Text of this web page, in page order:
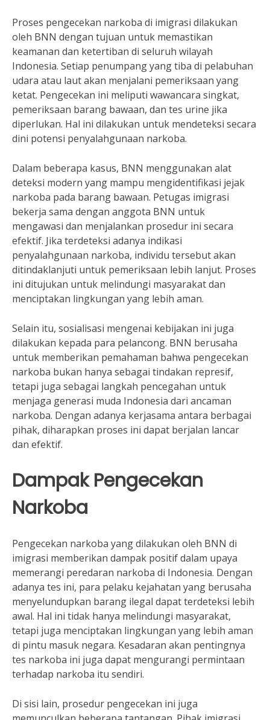
Proses pengecekan narkoba di imigrasi dilakukan
oleh BNN dengan tujuan untuk memastikan
keamanan dan ketertiban di seluruh wilayah
Indonesia. Setiap penumpang yang tiba di pelabuhan
udara atau laut akan menjalani pemeriksaan yang
ketat. Pengecekan ini meliputi wawancara singkat,
pemeriksaan barang bawaan, dan tes urine jika
diperlukan. Hal ini dilakukan untuk mendeteksi secara
dini potensi penyalahgunaan narkoba.
Dalam beberapa kasus, BNN menggunakan alat
deteksi modern yang mampu mengidentifikasi jejak
narkoba pada barang bawaan. Petugas imigrasi
bekerja sama dengan anggota BNN untuk
mengawasi dan menjalankan prosedur ini secara
efektif. Jika terdeteksi adanya indikasi
penyalahgunaan narkoba, individu tersebut akan
ditindaklanjuti untuk pemeriksaan lebih lanjut. Proses
ini ditujukan untuk melindungi masyarakat dan
menciptakan lingkungan yang lebih aman.
Selain itu, sosialisasi mengenai kebijakan ini juga
dilakukan kepada para pelancong. BNN berusaha
untuk memberikan pemahaman bahwa pengecekan
narkoba bukan hanya sebagai tindakan represif,
tetapi juga sebagai langkah pencegahan untuk
menjaga generasi muda Indonesia dari ancaman
narkoba. Dengan adanya kerjasama antara berbagai
pihak, diharapkan proses ini dapat berjalan lancar
dan efektif.
Dampak Pengecekan
Narkoba
Pengecekan narkoba yang dilakukan oleh BNN di
imigrasi memberikan dampak positif dalam upaya
memerangi peredaran narkoba di Indonesia. Dengan
adanya tes ini, para pelaku kejahatan yang berusaha
menyelundupkan barang ilegal dapat terdeteksi lebih
awal. Hal ini tidak hanya melindungi masyarakat,
tetapi juga menciptakan lingkungan yang lebih aman
di pintu masuk negara. Kesadaran akan pentingnya
tes narkoba ini juga dapat mengurangi permintaan
terhadap narkoba itu sendiri.
Di sisi lain, prosedur pengecekan ini juga